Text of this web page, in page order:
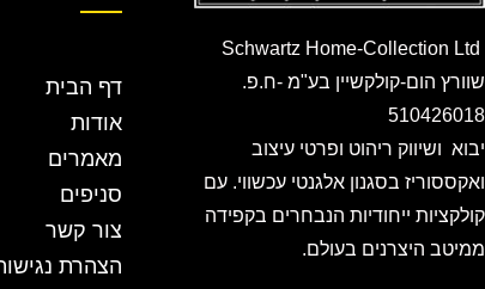
שוורץ הום-קולקשיין בע"מ -ח.פ.
510426018
יבוא ושיווק ריהוט ופרטי עיצוב
ואקססוריז בסגנון אלגנטי עכשווי. עם
קולקציות ייחודיות הנבחרים בקפידה
ממיטב היצרנים בעולם.
דף הבית
אודות
מאמרים
סניפים
צור קשר
הצהרת